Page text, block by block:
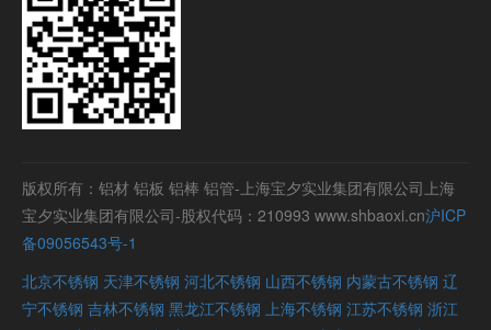
版权所有：铝材 铝板 铝棒 铝管-上海宝夕实业集团有限公司上海
宝夕实业集团有限公司-股权代码：210993 www.shbaoxi.cn沪ICP
备09056543号-1
北京不锈钢 天津不锈钢 河北不锈钢 山西不锈钢 内蒙古不锈钢 辽
宁不锈钢 吉林不锈钢 黑龙江不锈钢 上海不锈钢 江苏不锈钢 浙江